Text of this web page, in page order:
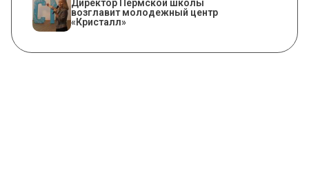
​Директор Пермской школы
возглавит молодежный центр
«Кристалл»